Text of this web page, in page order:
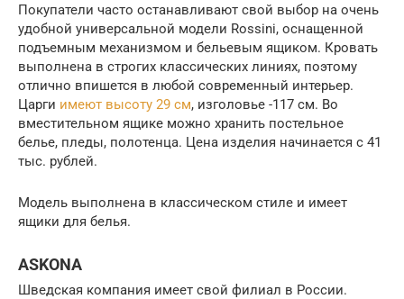
Покупатели часто останавливают свой выбор на очень
удобной универсальной модели Rossini, оснащенной
подъемным механизмом и бельевым ящиком. Кровать
выполнена в строгих классических линиях, поэтому
отлично впишется в любой современный интерьер.
Царги имеют высоту 29 см, изголовье -117 см. Во
вместительном ящике можно хранить постельное
белье, пледы, полотенца. Цена изделия начинается с 41
тыс. рублей.
Модель выполнена в классическом стиле и имеет
ящики для белья.
ASKONA
Шведская компания имеет свой филиал в России.